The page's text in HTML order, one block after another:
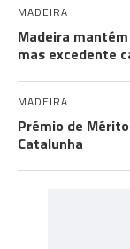
MADEIRA
Madeira
mas excedente
MADEIRA
Prémio de
Catalunha